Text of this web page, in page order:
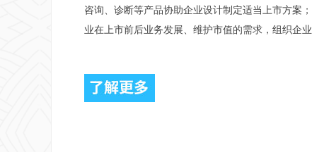
咨询、诊断等产品协助企业设计制定适当上市方案
业在上市前后业务发展、维护市值的需求，组织企